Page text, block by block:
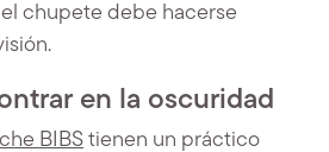
chupete debe hacerse
en la oscuridad
BIBS tienen un práctico